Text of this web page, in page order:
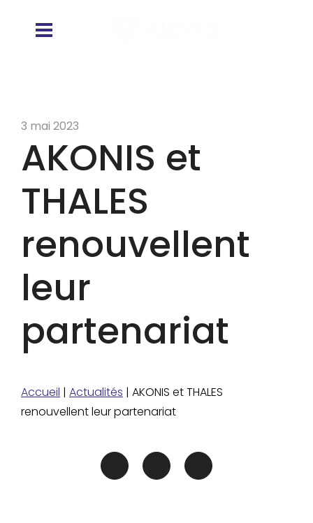
3 mai 2023
AKONIS et
THALES
renouvellent
leur
partenariat
Accueil | Actualités | AKONIS et THALES
renouvellent leur partenariat